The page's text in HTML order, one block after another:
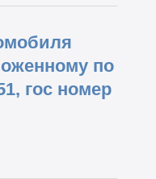
по
гос номер